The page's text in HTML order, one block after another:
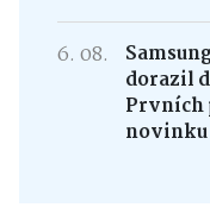
6. 08.
dorazil
Prvních
novinku